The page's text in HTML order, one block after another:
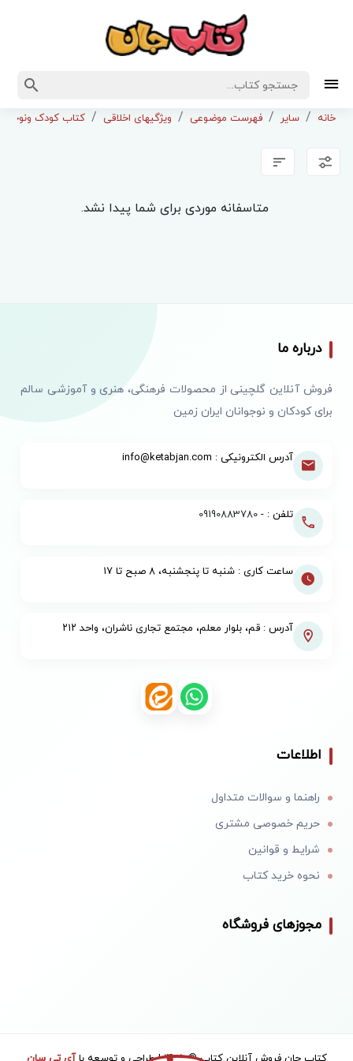
خانه سایر فهرست موضوعی ویژگیهای اخلاقی کتاب کودک ونوجوان
متاسفانه موردی برای شما پیدا نشد.
درباره ما
فروش آنلاین گلچینی از محصولات فرهنگی، هنری و آموزشی سالم
برای کودکان و نوجوانان ایران زمین
آدرس الکترونیکی : info@ketabjan.com
تلفن : -09190883780
ساعت کاری : شنبه تا پنجشنبه، ۸ صبح تا ۱۷
آدرس : قم، بلوار معلم، مجتمع تجاری ناشران، واحد ۲۱۲
اطلاعات
راهنما و سوالات متداول
حریم خصوصی مشتری
شرایط و قوانین
نحوه خرید کتاب
مجوزهای فروشگاه